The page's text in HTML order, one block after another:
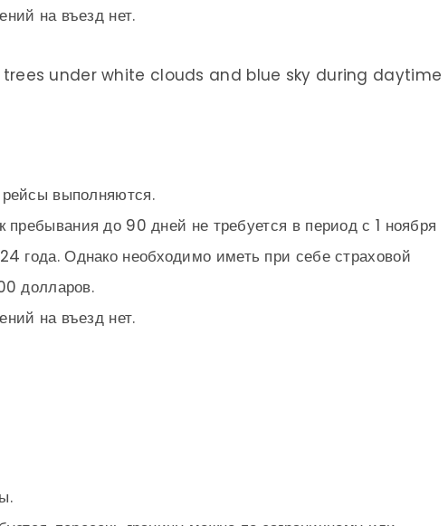
на въезд нет.
выполняются.
пребывания до 90 дней не требуется в период с 1 ноября
года. Однако необходимо иметь при себе страховой
долларов.
на въезд нет.